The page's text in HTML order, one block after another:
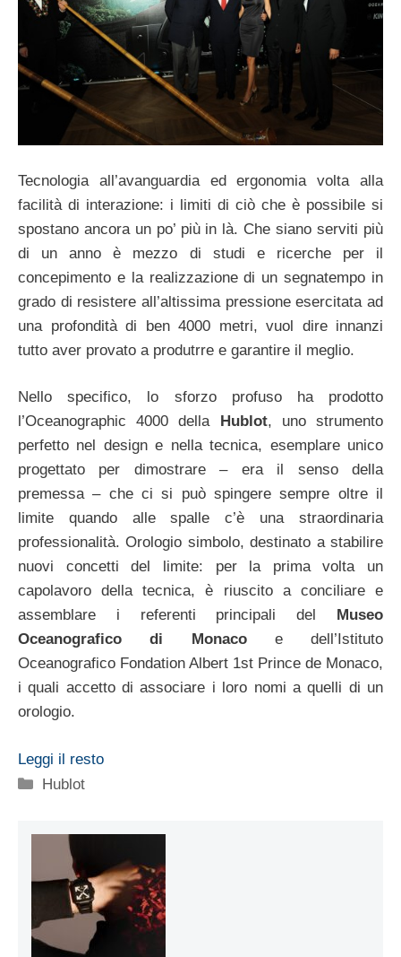
Tecnologia all’avanguardia ed ergonomia volta alla
facilità di interazione: i limiti di ciò che è possibile si
spostano ancora un po’ più in là. Che siano serviti più
di un anno è mezzo di studi e ricerche per il
concepimento e la realizzazione di un segnatempo in
grado di resistere all’altissima pressione esercitata ad
una profondità di ben 4000 metri, vuol dire innanzi
tutto aver provato a produtrre e garantire il meglio.
Nello specifico, lo sforzo profuso ha prodotto
l’Oceanographic 4000 della
Hublot, uno strumento
perfetto nel design e nella tecnica, esemplare unico
progettato per dimostrare – era il senso della
premessa – che ci si può spingere sempre oltre il
limite quando alle spalle c’è una straordinaria
professionalità. Orologio simbolo, destinato a stabilire
nuovi concetti del limite: per la prima volta un
capolavoro della tecnica, è riuscito a conciliare e
assemblare i referenti principali del
Museo
Oceanografico di Monacoe dell’Istituto
Oceanografico Fondation Albert 1st Prince de Monaco,
i quali accetto di associare i loro nomi a quelli di un
orologio.
Leggi il resto
Categorie
Hublot